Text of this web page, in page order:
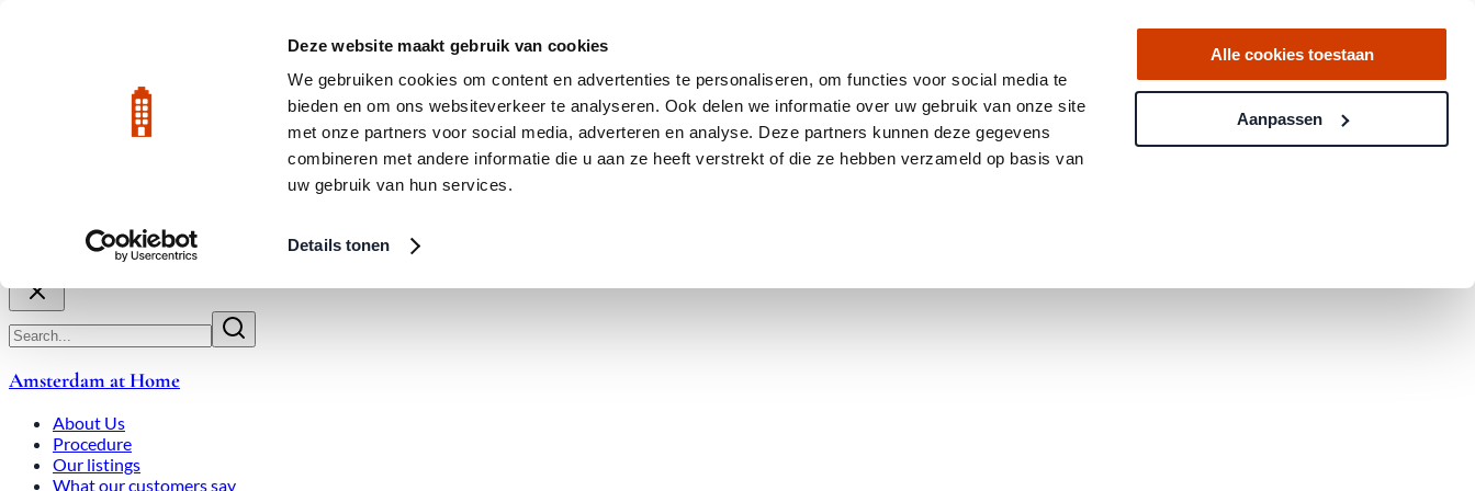
Deze website maakt gebruik van cookies
We gebruiken cookies om content en advertenties te personaliseren, om functies voor social media te
bieden en om ons websiteverkeer te analyseren. Ook delen we informatie over uw gebruik van onze site
met onze partners voor social media, adverteren en analyse. Deze partners kunnen deze gegevens
combineren met andere informatie die u aan ze heeft verstrekt of die ze hebben verzameld op basis van
uw gebruik van hun services.
Details tonen
Alle cookies toestaan
Aanpassen
Amsterdam at Home
About Us
Procedure
Our listings
What our customers say